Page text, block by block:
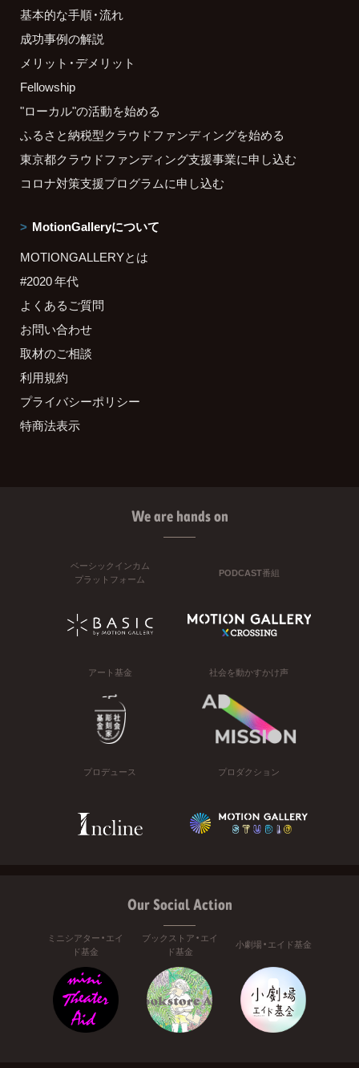
基本的な手順・流れ
成功事例の解説
メリット・デメリット
Fellowship
"ローカル"の活動を始める
ふるさと納税型クラウドファンディングを始める
東京都クラウドファンディング支援事業に申し込む
コロナ対策支援プログラムに申し込む
MotionGalleryについて
MOTIONGALLERYとは
#2020 年代
よくあるご質問
お問い合わせ
取材のご相談
利用規約
プライバシーポリシー
特商法表示
We are hands on
ベーシックインカム
プラットフォーム
PODCAST番組
アート基金 社会を動かすかけ声
プロデュース プロダクション
Our Social Action
ミニシアター・エイ
ド基金
ブックストア・エイ
ド基金
小劇場・エイド基金